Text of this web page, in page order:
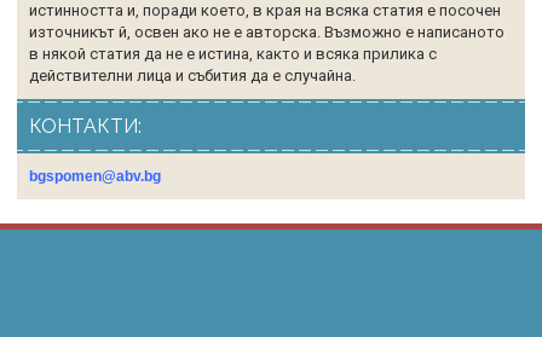
истинността и, поради което, в края на всяка статия е посочен
източникът й, освен ако не е авторска. Възможно е написаното
в някой статия да не е истина, както и всяка прилика с
действителни лица и събития да е случайна.
КОНТАКТИ:
bgspomen@abv.bg